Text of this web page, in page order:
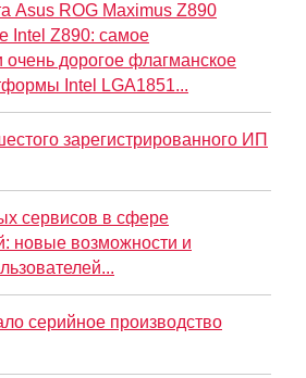
Asus ROG Maximus Z890
Intel Z890: самое
дорогое флагманское
Intel LGA1851...
зарегистрированного ИП
сервисов в сфере
новые возможности и
серийное производство